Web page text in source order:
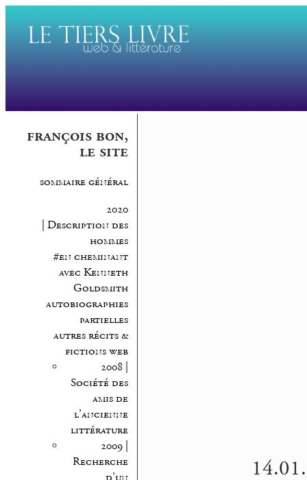
françois bon,
le site
sommaire général
2020
| Description des
hommes
#en cheminant
avec Kenneth
Goldsmith
autobiographies
partielles
autres récits &
fictions web
2008 |
Société des
amis de
l’ancienne
littérature
2009 |
Recherche